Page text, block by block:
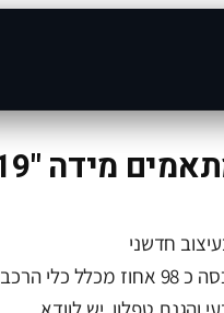
חדשני
אווירודינאמי,מותאם באופן מושלם לרכב, מכסה כ 98 אחוז מכלל כלי הרכב